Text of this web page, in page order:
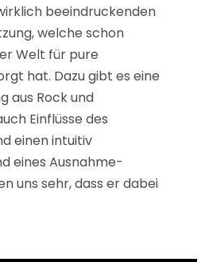
beeindruckenden
welche schon
Welt für pure
hat. Dazu gibt es eine
aus Rock und
Einflüsse des
einen intuitiv
eines Ausnahme-
uns sehr, dass er dabei